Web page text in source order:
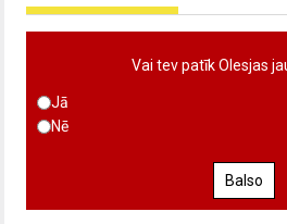
Vai tev patīk Olesjas
Jā
Nē
Balso